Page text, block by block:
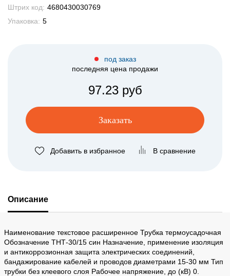
Штрих код: 4680430030769
Упаковка: 5
под заказ
последняя цена продажи
97.23 руб
Заказать
Добавить в избранное В сравнение
Описание
Наименование текстовое расширенное Трубка термоусадочная
Обозначение ТНТ-30/15 син Назначение, применение изоляция
и антикоррозионная защита электрических соединений,
бандажирование кабелей и проводов диаметрами 15-30 мм Тип
трубки без клеевого слоя Рабочее напряжение, до (кВ) 0.